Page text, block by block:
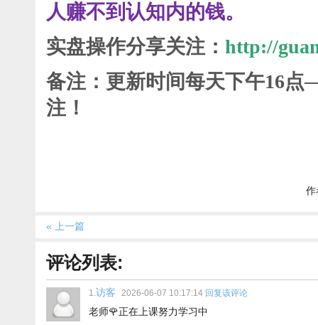
人赚不到认知内的钱。
实盘操作分享关注： http://
备注：更新时间每天下午16
注！
作
« 上一篇
评论列表:
1.访客 2026-06-07 10:17:14 回复该评论
老师🌹正在上课努力学习中